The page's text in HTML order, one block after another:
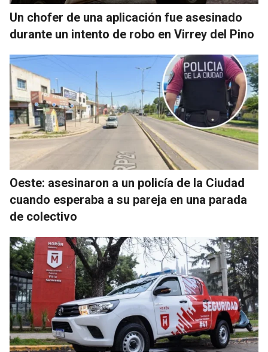
Un chofer de una aplicación fue asesinado
durante un intento de robo en Virrey del Pino
Oeste: asesinaron a un policía de la Ciudad
cuando esperaba a su pareja en una parada
de colectivo